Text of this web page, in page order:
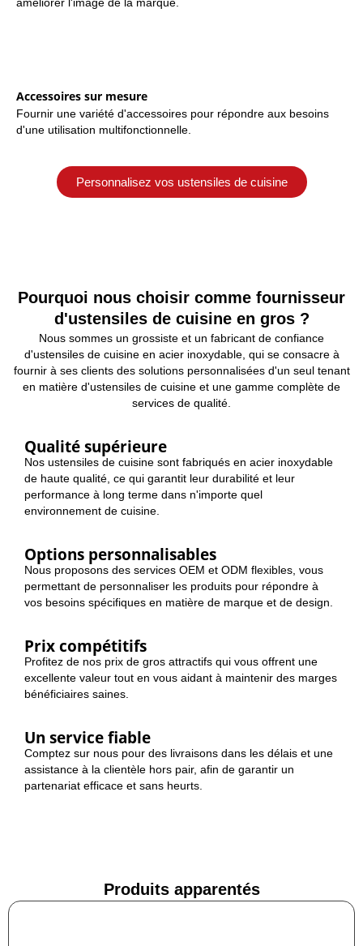
Accessoires sur mesure
Fournir une variété d'accessoires pour répondre aux besoins
d'une utilisation multifonctionnelle.
Personnalisez vos ustensiles de cuisine
Pourquoi nous choisir comme fournisseur
d'ustensiles de cuisine en gros ?
Nous sommes un grossiste et un fabricant de confiance
d'ustensiles de cuisine en acier inoxydable, qui se consacre à
fournir à ses clients des solutions personnalisées d'un seul tenant
en matière d'ustensiles de cuisine et une gamme complète de
services de qualité.
Qualité supérieure
Nos ustensiles de cuisine sont fabriqués en acier inoxydable
de haute qualité, ce qui garantit leur durabilité et leur
performance à long terme dans n'importe quel
environnement de cuisine.
Options personnalisables
Nous proposons des services OEM et ODM flexibles, vous
permettant de personnaliser les produits pour répondre à
vos besoins spécifiques en matière de marque et de design.
Prix compétitifs
Profitez de nos prix de gros attractifs qui vous offrent une
excellente valeur tout en vous aidant à maintenir des marges
bénéficiaires saines.
Un service fiable
Comptez sur nous pour des livraisons dans les délais et une
assistance à la clientèle hors pair, afin de garantir un
partenariat efficace et sans heurts.
Produits apparentés